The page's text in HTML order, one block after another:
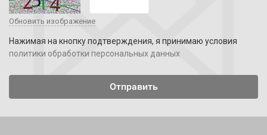
Обновить изображение
Нажимая на кнопку подтверждения, я принимаю условия
политики обработки персональных данных